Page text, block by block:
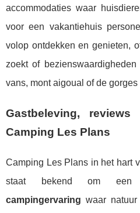
accommodaties waar
voor een vakantiehuis
volop ontdekken en genieten,
zoekt of
vans, mont aigoual of de gorges
Gastbeleving,
Camping Les Plans
Camping Les Plans in het hart
staat bekend om een
campingervaring waar natuur